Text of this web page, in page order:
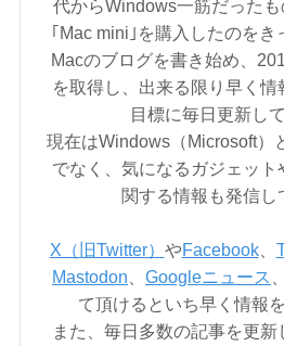
代からWindows一筋だった
｢Mac mini｣を購入したのをき
Macのブログを書き始め、
を取得し、出来る限り早く情
目標に毎日更新し
現在はWindows（Microsoft）
でなく、気になるガジェット
関する情報も発信し
X（旧Twitter） やFacebook、
Mastodon
Googleニュース
て頂けるといち早く情報
また、毎日多数の記事を更